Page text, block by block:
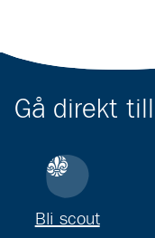
Gå direkt till
Bli scout